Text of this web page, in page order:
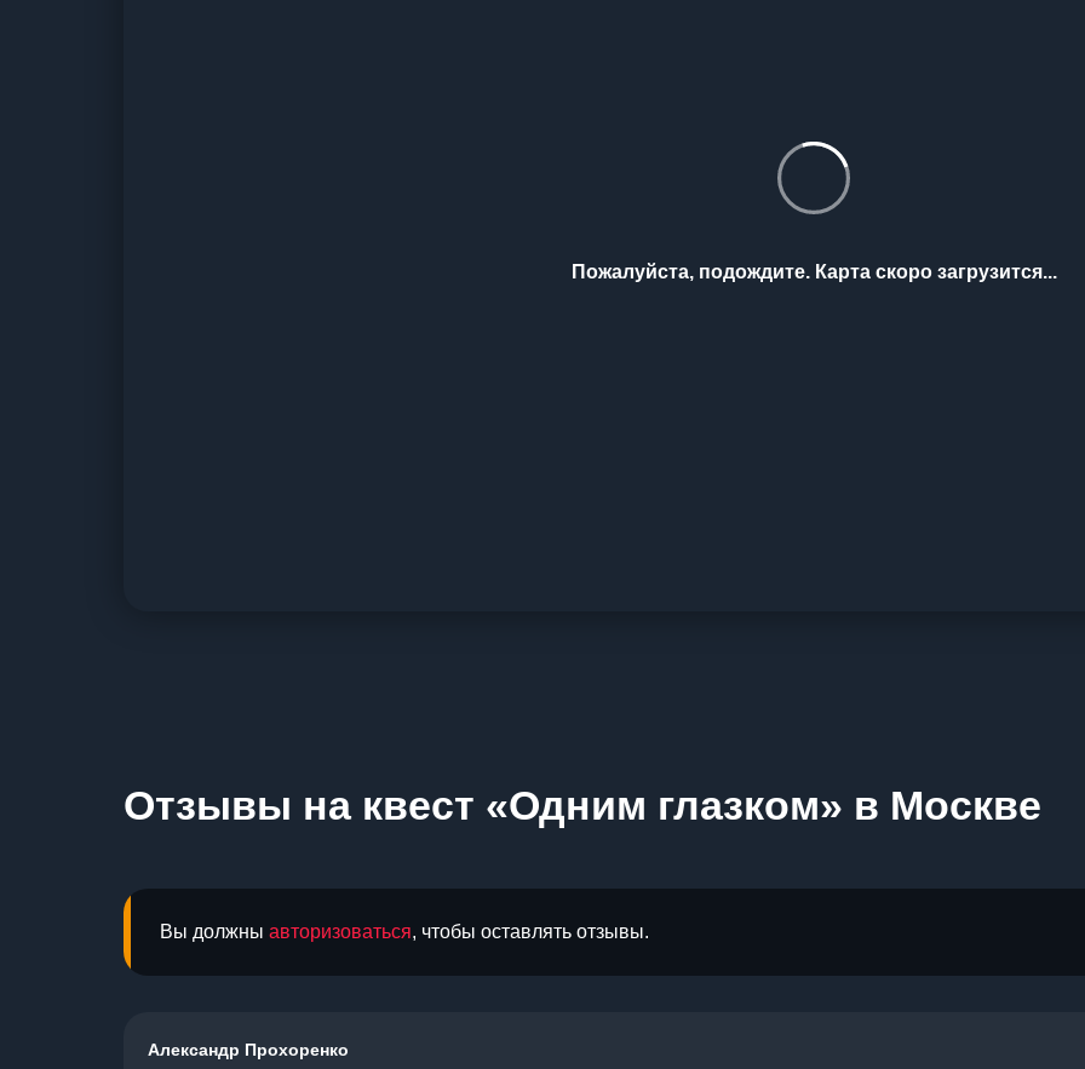
Пожалуйста, подождите. Карта скоро загрузится...
Отзывы на квест «Одним глазком» в Москве
Вы должны авторизоваться, чтобы оставлять отзывы.
Александр Прохоренко